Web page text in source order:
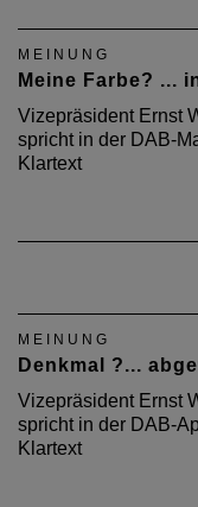
MEINUNG
Meine Farbe? ...
Vizepräsident Ernst
spricht in der DAB-
Klartext
MEINUNG
Denkmal ?...
Vizepräsident Ernst
spricht in der DAB-
Klartext